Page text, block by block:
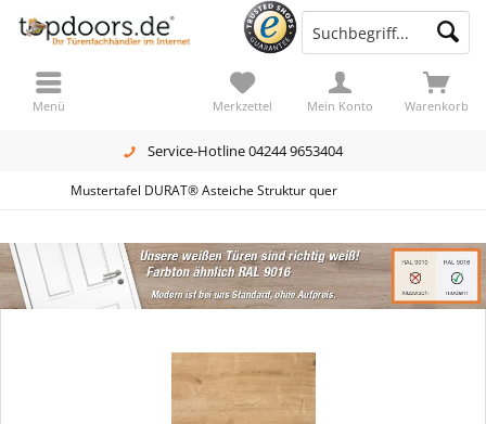
Service-Hotline 04244 9653404
Warenkorb
Merkzettel Mein Konto
Menü
Mustertafel DURAT® Asteiche Struktur quer